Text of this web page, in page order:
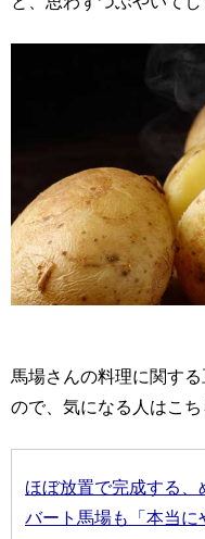
馬場さんの料理に関す
ので、気になる人はこ
ほぼ放置で完成する
バート馬場も「本当に